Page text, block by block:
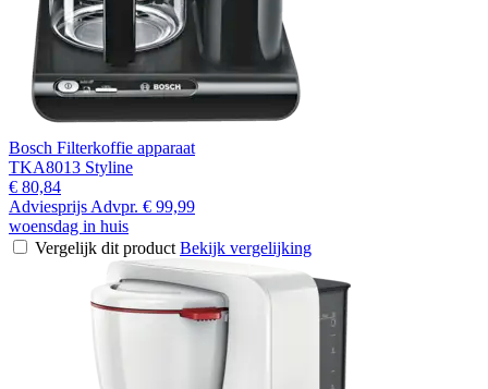
Bosch Filterkoffie apparaat
TKA8013 Styline
€ 80,84
Adviesprijs Advpr. € 99,99
woensdag in huis
Vergelijk dit product Bekijk vergelijking